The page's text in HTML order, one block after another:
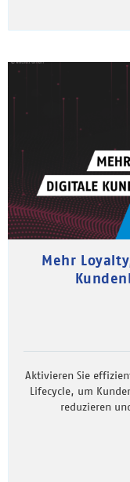
Mehr
Aktivieren Sie
Lifecycle, um
reduzieren